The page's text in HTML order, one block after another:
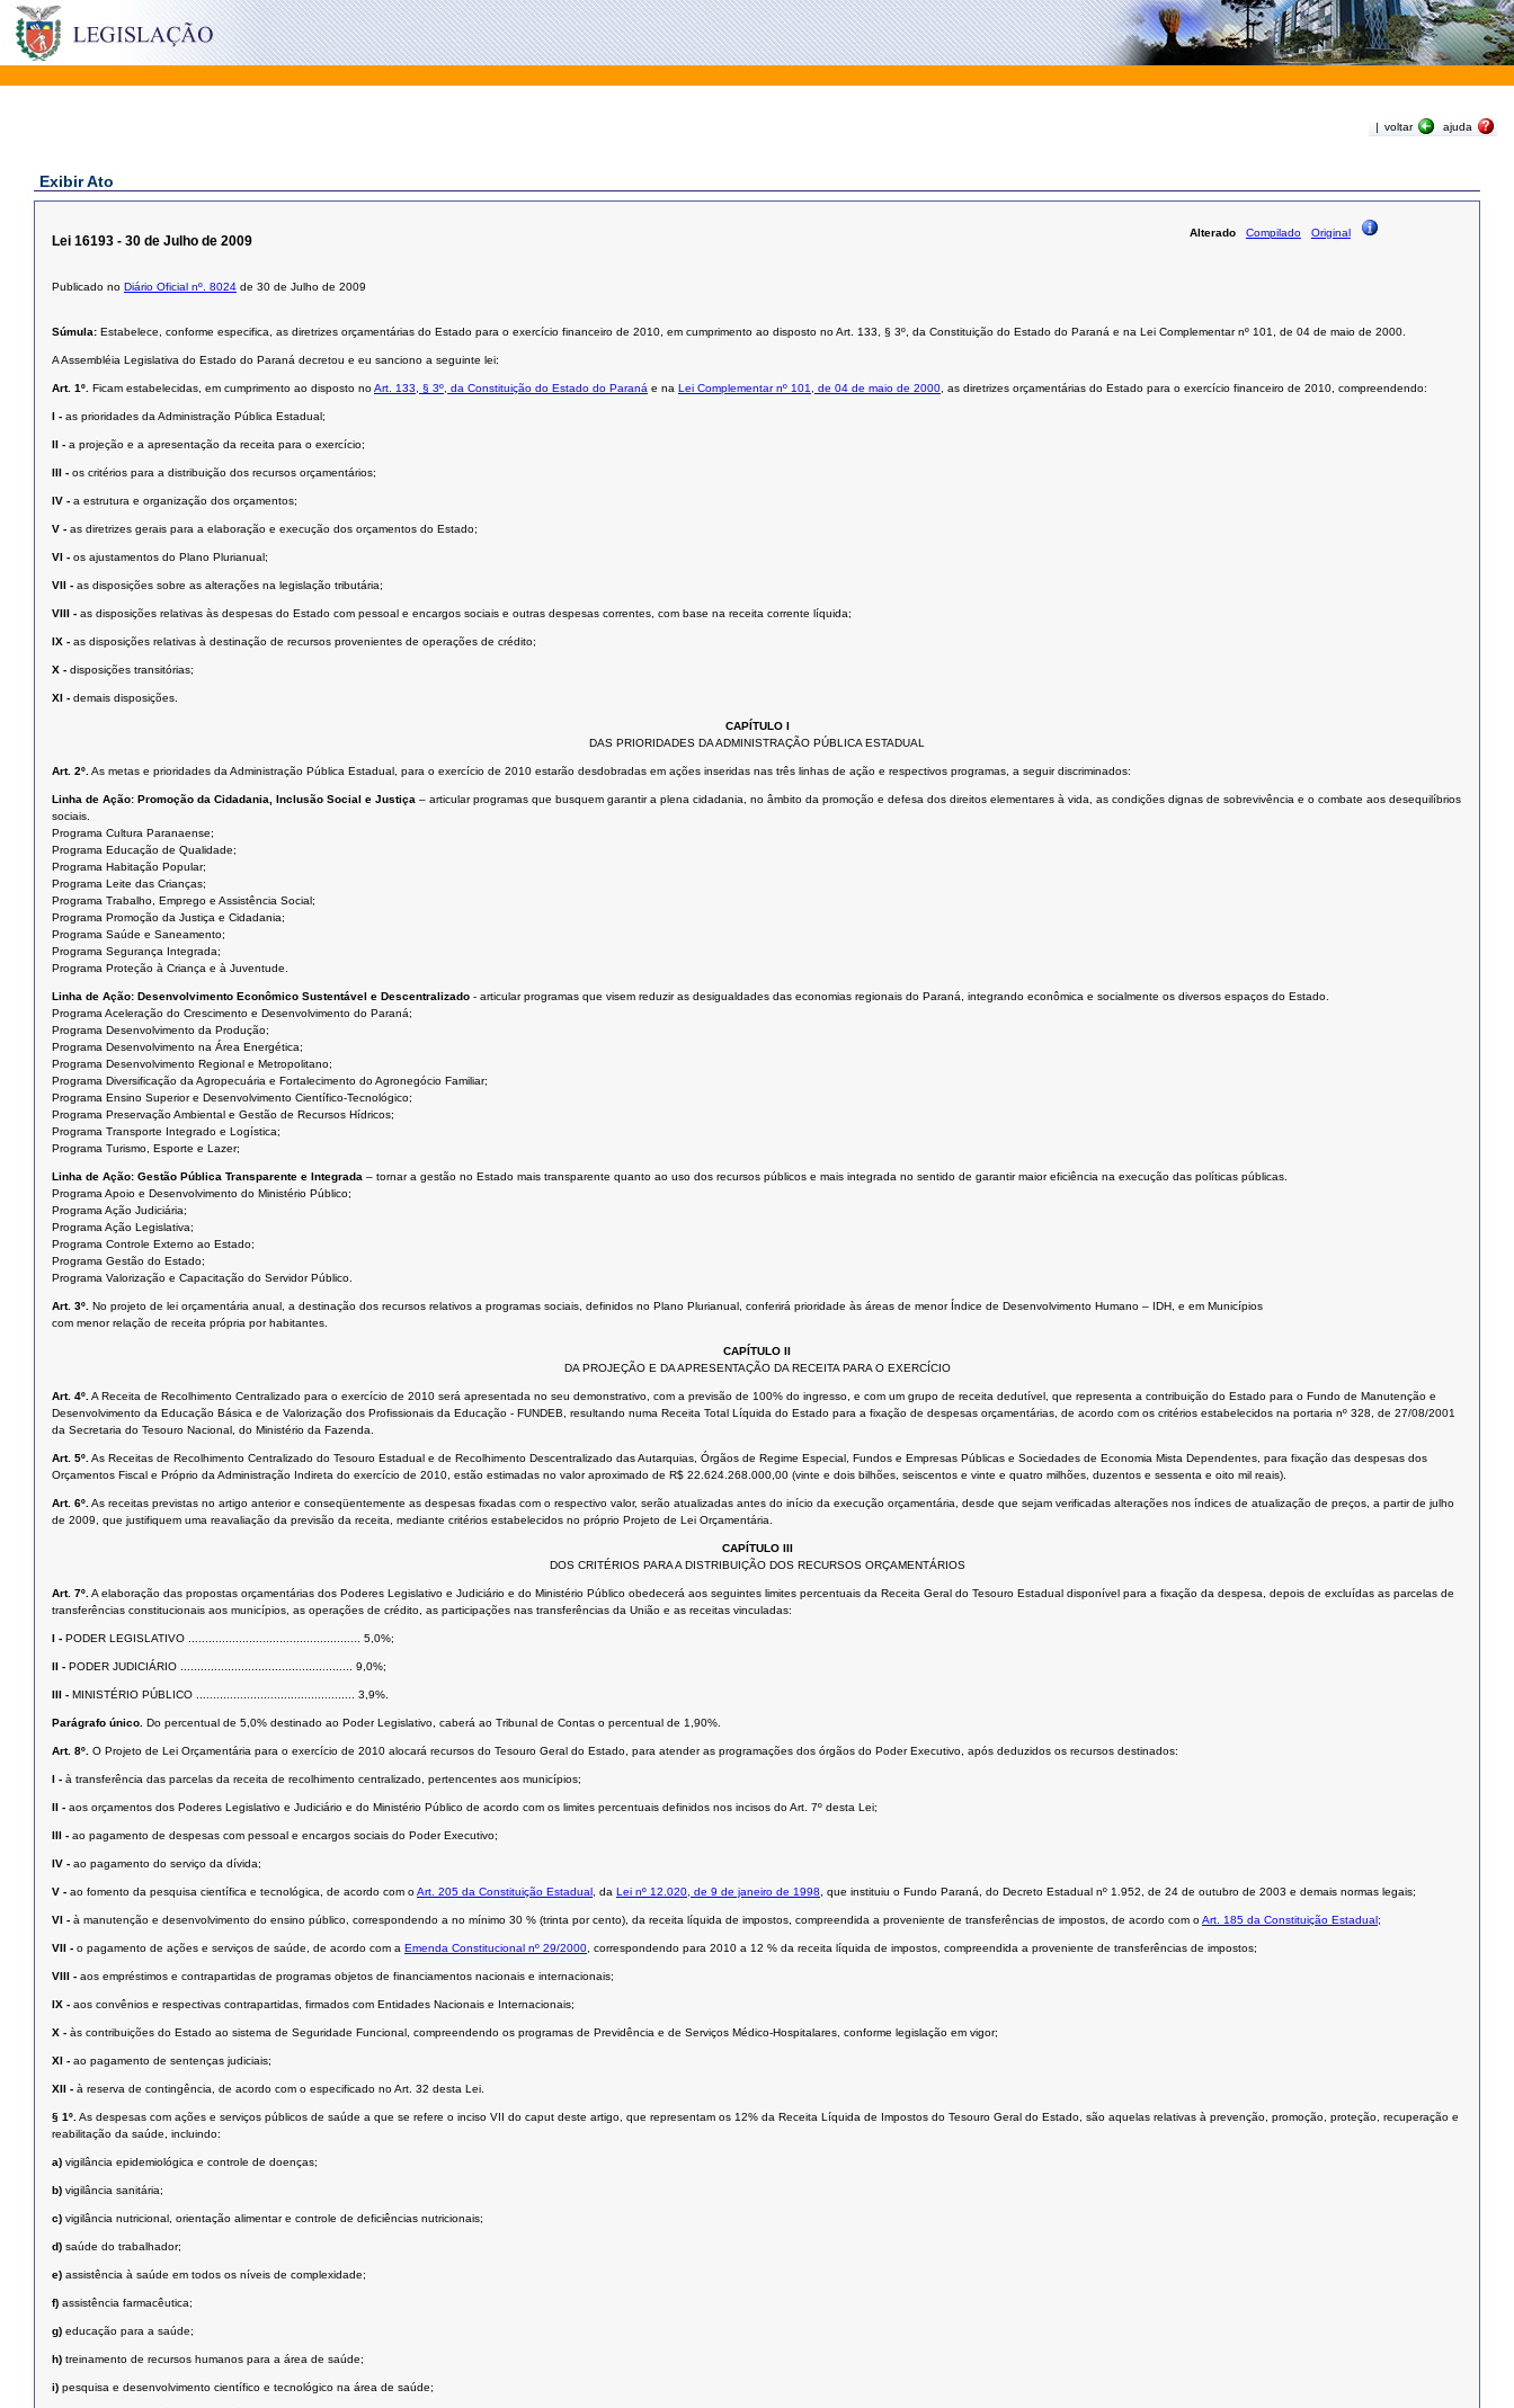
| voltar ajuda
Exibir Ato
Alterado Compilado Original
Lei 16193 - 30 de Julho de 2009
Publicado no Diário Oficial nº. 8024 de 30 de Julho de 2009
Súmula: Estabelece, conforme especifica, as diretrizes orçamentárias do Estado para o exercício financeiro de 2010, em cumprimento ao disposto no Art. 133, § 3º, da Constituição do Estado do Paraná e na Lei Complementar nº 101, de 04 de maio de 2000.
A Assembléia Legislativa do Estado do Paraná decretou e eu sanciono a seguinte lei:
Art. 1º. Ficam estabelecidas, em cumprimento ao disposto noArt. 133, § 3º, da Constituição do Estado do Paraná e na Lei Complementar nº 101, de 04 de maio de 2000, as diretrizes orçamentárias do Estado para o exercício financeiro de 2010, compreendendo:
I - as prioridades da Administração Pública Estadual;
II - a projeção e a apresentação da receita para o exercício;
III - os critérios para a distribuição dos recursos orçamentários;
IV - a estrutura e organização dos orçamentos;
V - as diretrizes gerais para a elaboração e execução dos orçamentos do Estado;
VI - os ajustamentos do Plano Plurianual;
VII - as disposições sobre as alterações na legislação tributária;
VIII - as disposições relativas às despesas do Estado com pessoal e encargos sociais e outras despesas correntes, com base na receita corrente líquida;
IX - as disposições relativas à destinação de recursos provenientes de operações de crédito;
X - disposições transitórias;
XI - demais disposições.
CAPÍTULO I
DAS PRIORIDADES DA ADMINISTRAÇÃO PÚBLICA ESTADUAL
Art. 2º.As metas e prioridades da Administração Pública Estadual, para o exercício de 2010 estarão desdobradas em ações inseridas nas três linhas de ação e respectivos programas, a seguir discriminados:
Linha de Ação: Promoção da Cidadania, Inclusão Social e Justiça – articular programas que busquem garantir a plena cidadania, no âmbito da promoção e defesa dos direitos elementares à vida, as condições dignas de sobrevivência e o combate aos desequilíbrios
sociais.
Programa Cultura Paranaense;
Programa Educação de Qualidade;
Programa Habitação Popular;
Programa Leite das Crianças;
Programa Trabalho, Emprego e Assistência Social;
Programa Promoção da Justiça e Cidadania;
Programa Saúde e Saneamento;
Programa Segurança Integrada;
Programa Proteção à Criança e à Juventude.
Linha de Ação: Desenvolvimento Econômico Sustentável e Descentralizado - articular programas que visem reduzir as desigualdades das economias regionais do Paraná, integrando econômica e socialmente os diversos espaços do Estado.
Programa Aceleração do Crescimento e Desenvolvimento do Paraná;
Programa Desenvolvimento da Produção;
Programa Desenvolvimento na Área Energética;
Programa Desenvolvimento Regional e Metropolitano;
Programa Diversificação da Agropecuária e Fortalecimento do Agronegócio Familiar;
Programa Ensino Superior e Desenvolvimento Científico-Tecnológico;
Programa Preservação Ambiental e Gestão de Recursos Hídricos;
Programa Transporte Integrado e Logística;
Programa Turismo, Esporte e Lazer;
Linha de Ação: Gestão Pública Transparente e Integrada – tornar a gestão no Estado mais transparente quanto ao uso dos recursos públicos e mais integrada no sentido de garantir maior eficiência na execução das políticas públicas.
Programa Apoio e Desenvolvimento do Ministério Público;
Programa Ação Judiciária;
Programa Ação Legislativa;
Programa Controle Externo ao Estado;
Programa Gestão do Estado;
Programa Valorização e Capacitação do Servidor Público.
Art. 3º. No projeto de lei orçamentária anual, a destinação dos recursos relativos a programas sociais, definidos no Plano Plurianual, conferirá prioridade às áreas de menor Índice de Desenvolvimento Humano – IDH, e em Municípios
com menor relação de receita própria por habitantes.
CAPÍTULO II
DA PROJEÇÃO E DA APRESENTAÇÃO DA RECEITA PARA O EXERCÍCIO
Art. 4º.A Receita de Recolhimento Centralizado para o exercício de 2010 será apresentada no seu demonstrativo, com a previsão de 100% do ingresso, e com um grupo de receita dedutível, que representa a contribuição do Estado para o Fundo de Manutenção e
Desenvolvimento da Educação Básica e de Valorização dos Profissionais da Educação - FUNDEB, resultando numa Receita Total Líquida do Estado para a fixação de despesas orçamentárias, de acordo com os critérios estabelecidos na portaria nº 328, de 27/08/2001
da Secretaria do Tesouro Nacional, do Ministério da Fazenda.
Art. 5º.As Receitas de Recolhimento Centralizado do Tesouro Estadual e de Recolhimento Descentralizado das Autarquias, Órgãos de Regime Especial, Fundos e Empresas Públicas e Sociedades de Economia Mista Dependentes, para fixação das despesas dos
Orçamentos Fiscal e Próprio da Administração Indireta do exercício de 2010, estão estimadas no valor aproximado de R$ 22.624.268.000,00 (vinte e dois bilhões, seiscentos e vinte e quatro milhões, duzentos e sessenta e oito mil reais).
Art. 6º.As receitas previstas no artigo anterior e conseqüentemente as despesas fixadas com o respectivo valor, serão atualizadas antes do início da execução orçamentária, desde que sejam verificadas alterações nos índices de atualização de preços, a partir de julho
de 2009, que justifiquem uma reavaliação da previsão da receita, mediante critérios estabelecidos no próprio Projeto de Lei Orçamentária.
CAPÍTULO III
DOS CRITÉRIOS PARA A DISTRIBUIÇÃO DOS RECURSOS ORÇAMENTÁRIOS
Art. 7º.A elaboração das propostas orçamentárias dos Poderes Legislativo e Judiciário e do Ministério Público obedecerá aos seguintes limites percentuais da Receita Geral do Tesouro Estadual disponível para a fixação da despesa, depois de excluídas as parcelas de
transferências constitucionais aos municípios, as operações de crédito, as participações nas transferências da União e as receitas vinculadas:
I - PODER LEGISLATIVO ................................................... 5,0%;
II - PODER JUDICIÁRIO ................................................... 9,0%;
III - MINISTÉRIO PÚBLICO ............................................... 3,9%.
Parágrafo único. Do percentual de 5,0% destinado ao Poder Legislativo, caberá ao Tribunal de Contas o percentual de 1,90%.
Art. 8º. O Projeto de Lei Orçamentária para o exercício de 2010 alocará recursos do Tesouro Geral do Estado, para atender as programações dos órgãos do Poder Executivo, após deduzidos os recursos destinados:
I - à transferência das parcelas da receita de recolhimento centralizado, pertencentes aos municípios;
II - aos orçamentos dos Poderes Legislativo e Judiciário e do Ministério Público de acordo com os limites percentuais definidos nos incisos do Art. 7º desta Lei;
III - ao pagamento de despesas com pessoal e encargos sociais do Poder Executivo;
IV - ao pagamento do serviço da dívida;
V - ao fomento da pesquisa científica e tecnológica, de acordo com oArt. 205 da Constituição Estadual , da Lei nº 12.020, de 9 de janeiro de 1998, que instituiu o Fundo Paraná, do Decreto Estadual nº 1.952, de 24 de outubro de 2003 e demais normas legais;
VI - à manutenção e desenvolvimento do ensino público, correspondendo a no mínimo 30 % (trinta por cento), da receita líquida de impostos, compreendida a proveniente de transferências de impostos, de acordo com oArt. 185 da Constituição Estadual ;
VII - o pagamento de ações e serviços de saúde, de acordo com a Emenda Constitucional nº 29/2000, correspondendo para 2010 a 12 % da receita líquida de impostos, compreendida a proveniente de transferências de impostos;
VIII - aos empréstimos e contrapartidas de programas objetos de financiamentos nacionais e internacionais;
IX - aos convênios e respectivas contrapartidas, firmados com Entidades Nacionais e Internacionais;
X - às contribuições do Estado ao sistema de Seguridade Funcional, compreendendo os programas de Previdência e de Serviços Médico-Hospitalares, conforme legislação em vigor;
XI - ao pagamento de sentenças judiciais;
XII - à reserva de contingência, de acordo com o especificado no Art. 32 desta Lei.
§ 1º.As despesas com ações e serviços públicos de saúde a que se refere o inciso VII do caput deste artigo, que representam os 12% da Receita Líquida de Impostos do Tesouro Geral do Estado, são aquelas relativas à prevenção, promoção, proteção, recuperação e
reabilitação da saúde, incluindo:
a) vigilância epidemiológica e controle de doenças;
b) vigilância sanitária;
c) vigilância nutricional, orientação alimentar e controle de deficiências nutricionais;
d) saúde do trabalhador;
e) assistência à saúde em todos os níveis de complexidade;
f) assistência farmacêutica;
g) educação para a saúde;
h) treinamento de recursos humanos para a área de saúde;
i) pesquisa e desenvolvimento científico e tecnológico na área de saúde;